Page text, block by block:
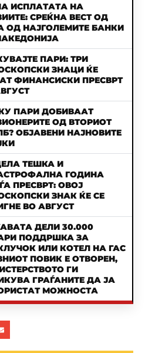
ИСПЛАТАТА НА
СРЕЌНА ВЕСТ ОД
ОД НАЈГОЛЕМИТЕ БАНКИ
ПАРИ: ТРИ
ЗНАЦИ ЌЕ
ФИНАНСИСКИ ПРЕСВРТ
ПАРИ ДОБИВААТ
ОД ВТОРИОТ
ОБЈАВЕНИ НАЈНОВИТЕ
ТЕШКА И
ГОДИНА
ПРЕСВРТ: ОВОЈ
ЗНАК ЌЕ СЕ
ВО АВГУСТ
ДЕЛИ 30.000
ПОДДРШКА ЗА
ИЛИ КОТЕЛ НА ГАС
ПОВИК Е ОТВОРЕН,
ГИ
ГРАЃАНИТЕ ДА ЈА
МОЖНОСТА